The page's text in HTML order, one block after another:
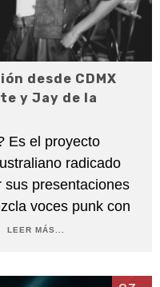
desde CDMX
y Jay de la
Es el proyecto
radicado
sus presentaciones
voces punk con
LEER MÁS...